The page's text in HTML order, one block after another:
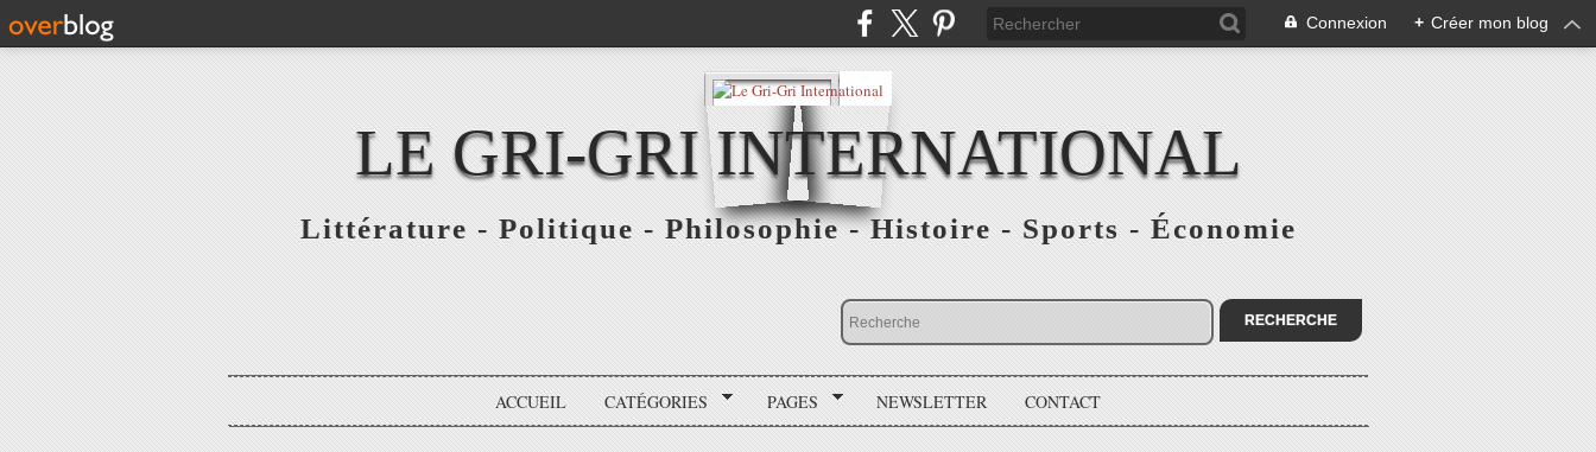
Connexion + Créer mon blog
LE GRI-GRI INTERNATIONAL
Littérature - Politique - Philosophie - Histoire - Sports - Économie
ACCUEIL CATÉGORIES PAGES NEWSLETTER CONTACT